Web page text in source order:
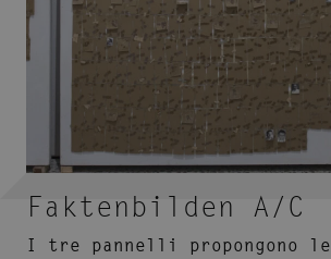
Faktenbilden A/C
I tre pannelli propongono le